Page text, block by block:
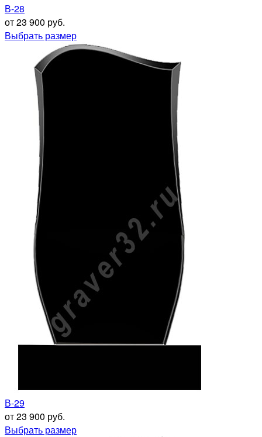
В-28
от 23 900 руб.
Выбрать размер
В-29
от 23 900 руб.
Выбрать размер